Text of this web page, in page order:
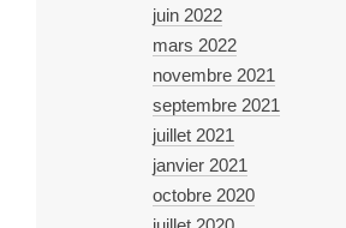
juin 2022
mars 2022
novembre 2021
septembre 2021
juillet 2021
janvier 2021
octobre 2020